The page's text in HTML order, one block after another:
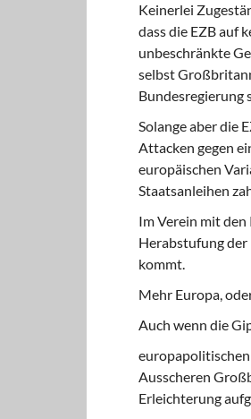
Keinerlei
dass die EZB auf
unbeschränkte
selbst
Bundesregierung
Solange aber die
Attacken gegen
europäischen
Staatsanleihen
Im Verein mit
Herabstufung der
kommt.
Mehr Europa,
Auch wenn die
Ausscheren
Erleichterung